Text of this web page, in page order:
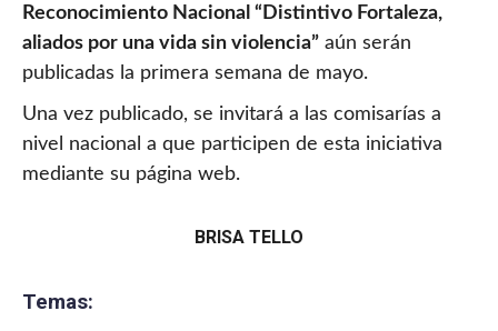
Reconocimiento Nacional “Distintivo Fortaleza,
aliados por una vida sin violencia” aún serán
publicadas la primera semana de mayo.
Una vez publicado, se invitará a las comisarías a
nivel nacional a que participen de esta iniciativa
mediante su página web.
BRISA TELLO
Temas: